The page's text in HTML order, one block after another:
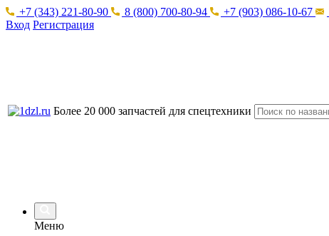
+7 (343) 221-80-90 8 (800) 700-80-94 +7 (903) 086-10-67
Вход Регистрация
Более 20 000 запчастей для спецтехники
Меню